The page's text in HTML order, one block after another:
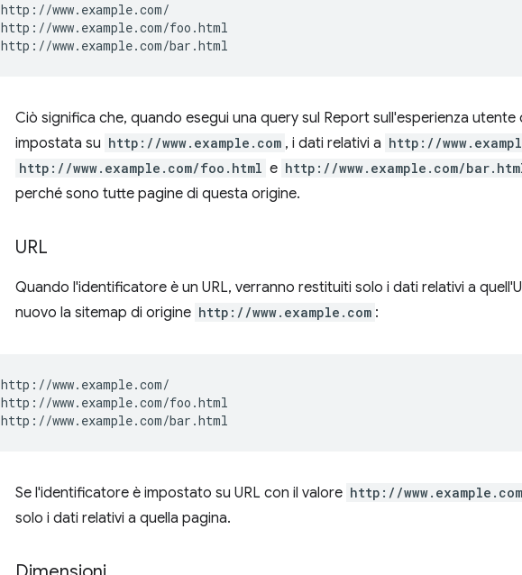
http://www.example.com/
http://www.example.com/foo.html
Ciò significa che, quando esegui una query sul Report sull'esperienza utente
impostata su http://www.example.com , i dati relativi a http://
http://www.example.com/foo.html e http://www.example.com/
perché sono tutte pagine di questa origine.
URL
Quando l'identificatore è un URL, verranno restituiti solo i dati relativi a
nuovo la sitemap di origine http://www.example.com :
http://www.example.com/
http://www.example.com/foo.html
Se l'identificatore è impostato su URL con il valore http://
solo i dati relativi a quella pagina.